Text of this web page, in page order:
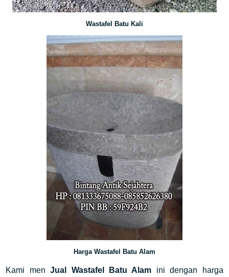
Wastafel Batu Kali
Harga Wastafel Batu Alam
Kami menJual Wastafel Batu Alam ini dengan harga